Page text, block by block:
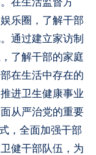
乐圈，了解干部
通过建立家访制
了解干部的家庭
在生活中存在的
进卫生健康事业
从严治党的重要
，全面加强干部
健干部队伍，为